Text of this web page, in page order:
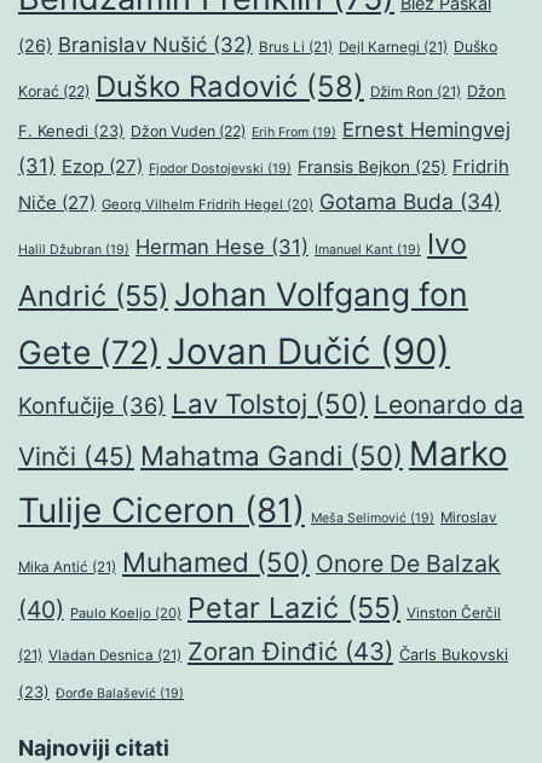
(26) Branislav Nušić (32) Brus Li (21) Dejl Karnegi (21) Duško
Korać (22) Duško Radović (58) Džim Ron (21) Džon
F. Kenedi (23) Džon Vuden (22) Erih From (19) Ernest Hemingvej
(31) Ezop (27) Fjodor Dostojevski (19) Fransis Bejkon (25) Fridrih
Niče (27) Georg Vilhelm Fridrih Hegel (20) Gotama Buda (34)
Halil Džubran (19) Herman Hese (31) Imanuel Kant (19)
Ivo
Andrić (55) Johan Volfgang fon
Gete (72) Jovan Dučić (90)
Konfučije (36) Lav Tolstoj (50) Leonardo da
Vinči (45) Mahatma Gandi (50) Marko
Tulije Ciceron (81) Meša Selimović (19) Miroslav
Mika Antić (21) Muhamed (50) Onore De Balzak
(40) Paulo Koeljo (20) Petar Lazić (55) Vinston Čerčil
(21) Vladan Desnica (21) Zoran Đinđić (43) Čarls Bukovski
(23) Đorđe Balašević (19)
Najnoviji citati